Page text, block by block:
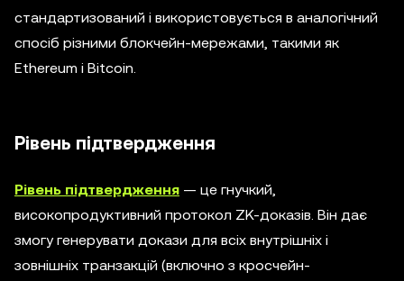
стандартизований і використовується в аналогічний
спосіб різними блокчейн-мережами, такими як
Ethereum і Bitcoin.
Рівень підтвердження
Рівень підтвердження — це гнучкий,
високопродуктивний протокол ZK-доказів. Він дає
змогу генерувати докази для всіх внутрішніх і
зовнішніх транзакцій (включно з кросчейн-